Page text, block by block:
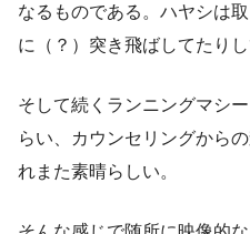
なるものである。ハヤシは
に（？）突き飛ばしてたり
そして続くランニングマシ
らい、カウンセリングから
れまた素晴らしい。